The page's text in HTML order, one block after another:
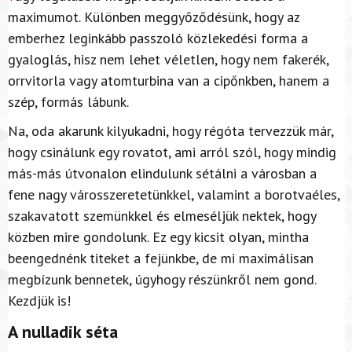
maximumot. Különben meggyőződésünk, hogy az
emberhez leginkább passzoló közlekedési forma a
gyaloglás, hisz nem lehet véletlen, hogy nem fakerék,
orrvitorla vagy atomturbina van a cipőnkben, hanem a
szép, formás lábunk.
Na, oda akarunk kilyukadni, hogy régóta tervezzük már,
hogy csinálunk egy rovatot, ami arról szól, hogy mindig
más-más útvonalon elindulunk sétálni a városban a
fene nagy városszeretetünkkel, valamint a borotvaéles,
szakavatott szemünkkel és elmeséljük nektek, hogy
közben mire gondolunk. Ez egy kicsit olyan, mintha
beengednénk titeket a fejünkbe, de mi maximálisan
megbízunk bennetek, úgyhogy részünkről nem gond.
Kezdjük is!
A nulladik séta